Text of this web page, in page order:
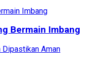
Bermain Imbang